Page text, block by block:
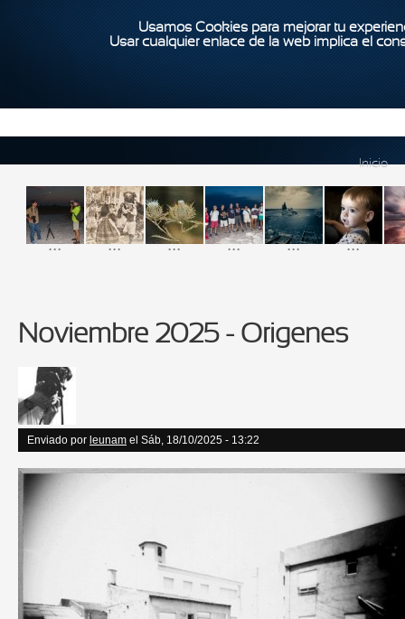
Usamos Cookies para mejorar tu
Usar cualquier enlace de la web implica el
Inicio
... ... ... ... ... ...
Noviembre 2025 - Origenes
Enviado por leunam el Sáb, 18/10/2025 - 13:22